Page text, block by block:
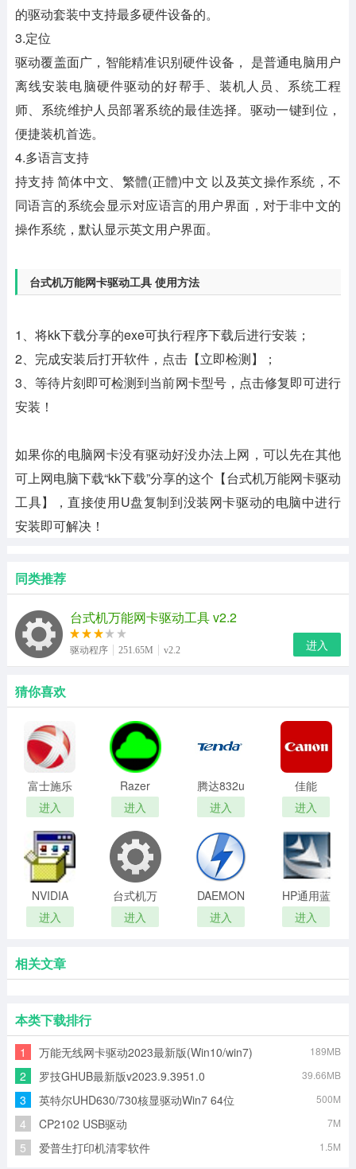
的驱动套装中支持最多硬件设备的。
3.定位
驱动覆盖面广，智能精准识别硬件设备， 是普通电脑用户
离线安装电脑硬件驱动的好帮手、装机人员、系统工程
师、系统维护人员部署系统的最佳选择。驱动一键到位，
便捷装机首选。
4.多语言支持
持支持 简体中文、繁體(正體)中文 以及英文操作系统，不
同语言的系统会显示对应语言的用户界面，对于非中文的
操作系统，默认显示英文用户界面。
台式机万能网卡驱动工具 使用方法
1、将kk下载分享的exe可执行程序下载后进行安装；
2、完成安装后打开软件，点击【立即检测】；
3、等待片刻即可检测到当前网卡型号，点击修复即可进行
安装！
如果你的电脑网卡没有驱动好没办法上网，可以先在其他
可上网电脑下载“kk下载”分享的这个【台式机万能网卡驱动
工具】，直接使用U盘复制到没装网卡驱动的电脑中进行
安装即可解决！
同类推荐
台式机万能网卡驱动工具 v2.2
驱动程序 251.65M v2.2 进入
猜你喜欢
富士施乐
Fuji Xerox
S2011 打
印机驱动
程序
进入
Razer
Synapse
2.0
进入
腾达832u
无线网卡
驱动官方
版
进入
佳能
打印机驱
动程序
进入
NVIDIA
Geforce
GT 540M
进入
台式机万
能网卡驱
动工具
进入
DAEMON
Tools Lite
虚拟光驱
进入
HP通用蓝
牙适配器
驱动
进入
相关文章
本类下载排行
1 万能无线网卡驱动2023最新版(Win10/win7) 189MB
2 罗技GHUB最新版v2023.9.3951.0 39.66MB
3 英特尔UHD630/730核显驱动Win7 64位 500M
4 CP2102 USB驱动 7M
5
爱普生打印机清零软件
1.5M